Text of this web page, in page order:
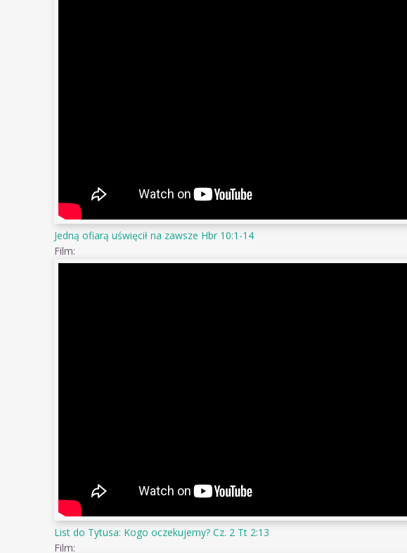
Jedną ofiarą uświęcił na zawsze Hbr 10:1-14
Film:
List do Tytusa: Kogo oczekujemy? Cz. 2 Tt 2:13
Film: